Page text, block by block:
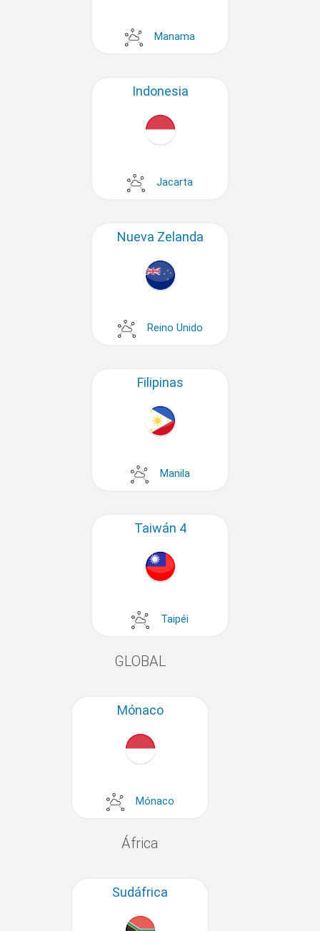
Manama
Indonesia
Jacarta
Nueva Zelanda
Reino Unido
Filipinas
Manila
Taiwán 4
Taipéi
GLOBAL
Mónaco
Mónaco
África
Sudáfrica